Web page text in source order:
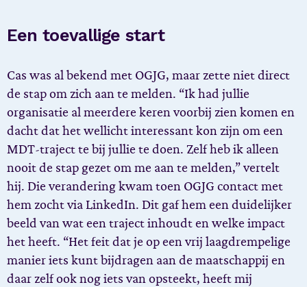
Een toevallige start
Cas was al bekend met OGJG, maar zette niet direct
de stap om zich aan te melden. “Ik had jullie
organisatie al meerdere keren voorbij zien komen en
dacht dat het wellicht interessant kon zijn om een
MDT-traject te bij jullie te doen. Zelf heb ik alleen
nooit de stap gezet om me aan te melden,” vertelt
hij. Die verandering kwam toen OGJG contact met
hem zocht via LinkedIn. Dit gaf hem een duidelijker
beeld van wat een traject inhoudt en welke impact
het heeft. “Het feit dat je op een vrij laagdrempelige
manier iets kunt bijdragen aan de maatschappij en
daar zelf ook nog iets van opsteekt, heeft mij